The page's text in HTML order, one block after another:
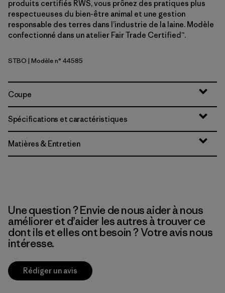
produits certifiés RWS, vous prônez des pratiques plus
respectueuses du bien-être animal et une gestion
responsable des terres dans l’industrie de la laine. Modèle
confectionné dans un atelier Fair Trade Certified™.
Strata Stripe: Bobcat Brown
STBO | Modèle n° 44585
Coupe
Spécifications et caractéristiques
Matières & Entretien
Une question ? Envie de nous aider à nous
améliorer et d’aider les autres à trouver ce
dont ils et elles ont besoin ? Votre avis nous
intéresse.
Rédiger un avis